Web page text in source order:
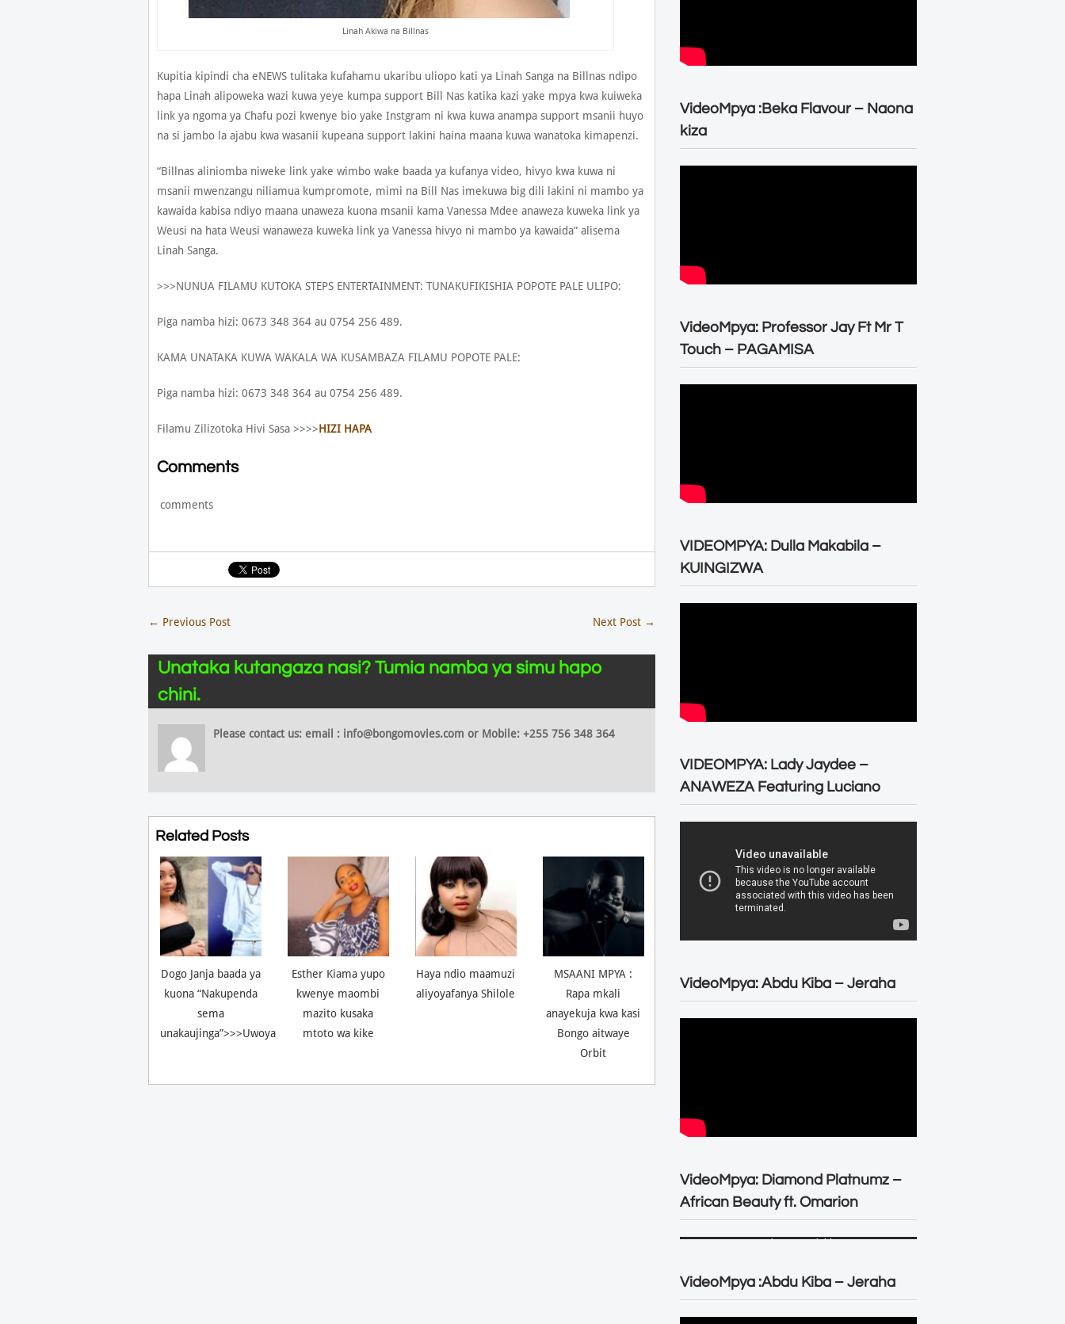
Linah Akiwa na Billnas
Kupitia kipindi cha eNEWS tulitaka kufahamu ukaribu uliopo kati ya Linah Sanga na Billnas ndipo
hapa Linah alipoweka wazi kuwa yeye kumpa support Bill Nas katika kazi yake mpya kwa kuiweka
link ya ngoma ya Chafu pozi kwenye bio yake Instgram ni kwa kuwa anampa support msanii huyo
na si jambo la ajabu kwa wasanii kupeana support lakini haina maana kuwa wanatoka kimapenzi.
“Billnas aliniomba niweke link yake wimbo wake baada ya kufanya video, hivyo kwa kuwa ni
msanii mwenzangu niliamua kumpromote, mimi na Bill Nas imekuwa big dili lakini ni mambo ya
kawaida kabisa ndiyo maana unaweza kuona msanii kama Vanessa Mdee anaweza kuweka link ya
Weusi na hata Weusi wanaweza kuweka link ya Vanessa hivyo ni mambo ya kawaida” alisema
Linah Sanga.
>>>NUNUA FILAMU KUTOKA STEPS ENTERTAINMENT: TUNAKUFIKISHIA POPOTE PALE ULIPO:
Piga namba hizi: 0673 348 364 au 0754 256 489.
KAMA UNATAKA KUWA WAKALA WA KUSAMBAZA FILAMU POPOTE PALE:
Piga namba hizi: 0673 348 364 au 0754 256 489.
Filamu Zilizotoka Hivi Sasa >>>>HIZI HAPA
Comments
comments
← Previous Post Next Post →
Unataka kutangaza nasi? Tumia namba ya simu hapo
chini.
Please contact us: email : info@bongomovies.com or Mobile: +255 756 348 364
Related Posts
Dogo Janja baada ya
kuona “Nakupenda
sema
unakaujinga”>>>Uwoya
Esther Kiama yupo
kwenye maombi
mazito kusaka
mtoto wa kike
Haya ndio maamuzi
aliyoyafanya Shilole
MSAANI MPYA :
Rapa mkali
anayekuja kwa kasi
Bongo aitwaye
Orbit
VideoMpya :Beka Flavour – Naona
kiza
VideoMpya: Professor Jay Ft Mr T
Touch – PAGAMISA
VIDEOMPYA: Dulla Makabila –
KUINGIZWA
VIDEOMPYA: Lady Jaydee –
ANAWEZA Featuring Luciano
VideoMpya: Abdu Kiba – Jeraha
VideoMpya: Diamond Platnumz –
African Beauty ft. Omarion
VideoMpya :Abdu Kiba – Jeraha